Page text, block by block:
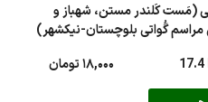
(مَست کَلندر مستن، شهباز و
گُواتی بلوچستان-نیکشهر)
17.4 18,000 تومان